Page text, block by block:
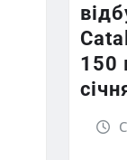
150